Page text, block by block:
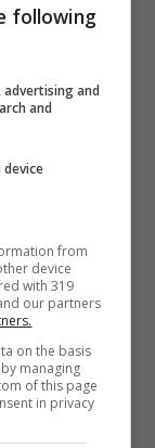
telefono
il link
si
PayPal,
Qui
mail, la
per poter
following
and
and
from
device
with 319
our partners
on the basis
managing
of this page
in privacy